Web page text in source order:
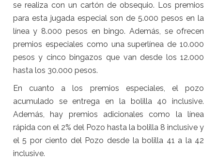
se realiza con un cartón de obsequio. Los premios
para esta jugada especial son de 5.000 pesos en la
línea y 8.000 pesos en bingo. Además, se ofrecen
premios especiales como una superlínea de 10.000
pesos y cinco bingazos que van desde los 12.000
hasta los 30.000 pesos.
En cuanto a los premios especiales, el pozo
acumulado se entrega en la bolilla 40 inclusive.
Además, hay premios adicionales como la línea
rápida con el 2% del Pozo hasta la bolilla 8 inclusive y
el 5 por ciento del Pozo desde la bolilla 41 a la 42
inclusive.